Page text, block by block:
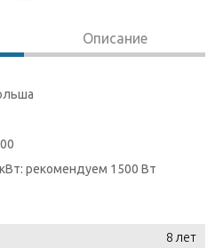
Описание
рекомендуем 1500 Вт
8 лет